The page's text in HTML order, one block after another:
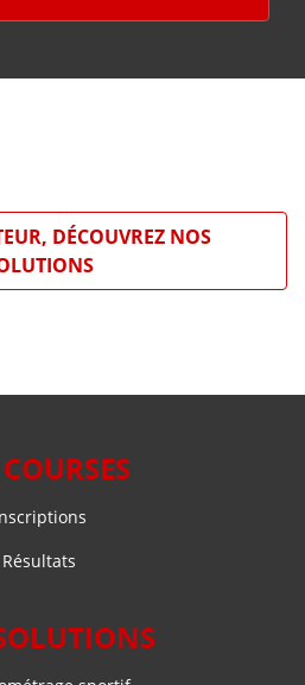
DÉCOUVREZ NOS
Résultats